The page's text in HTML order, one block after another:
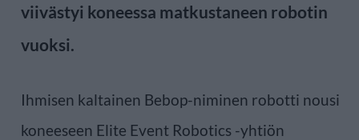
viivästyi koneessa matkustaneen robotin
vuoksi.
Ihmisen kaltainen Bebop-niminen robotti nousi
koneeseen Elite Event Robotics -yhtiön